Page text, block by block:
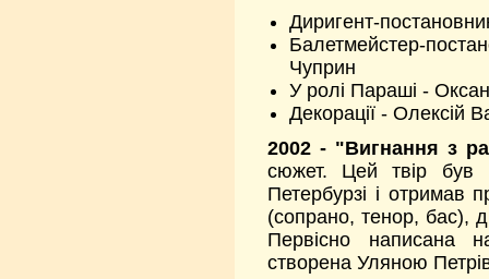
Диригент-
Балетмейстер-
Чуприн
У ролі Параші -
Декорації - Олексій
2002 - "Вигнання з
сюжет. Цей твір був
Петербурзі і отримав
(сопрано, тенор, бас),
Первісно написана
створена Уляною